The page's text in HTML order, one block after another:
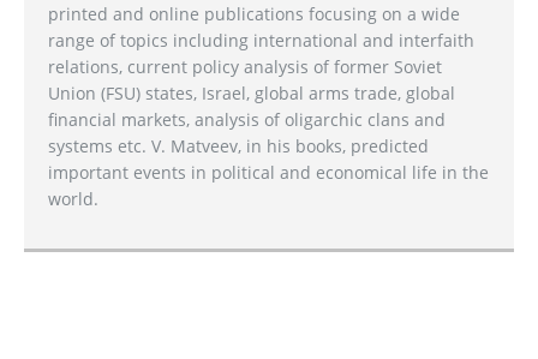
printed and online publications focusing on a wide
range of topics including international and interfaith
relations, current policy analysis of former Soviet
Union (FSU) states, Israel, global arms trade, global
financial markets, analysis of oligarchic clans and
systems etc. V. Matveev, in his books, predicted
important events in political and economical life in the
world.